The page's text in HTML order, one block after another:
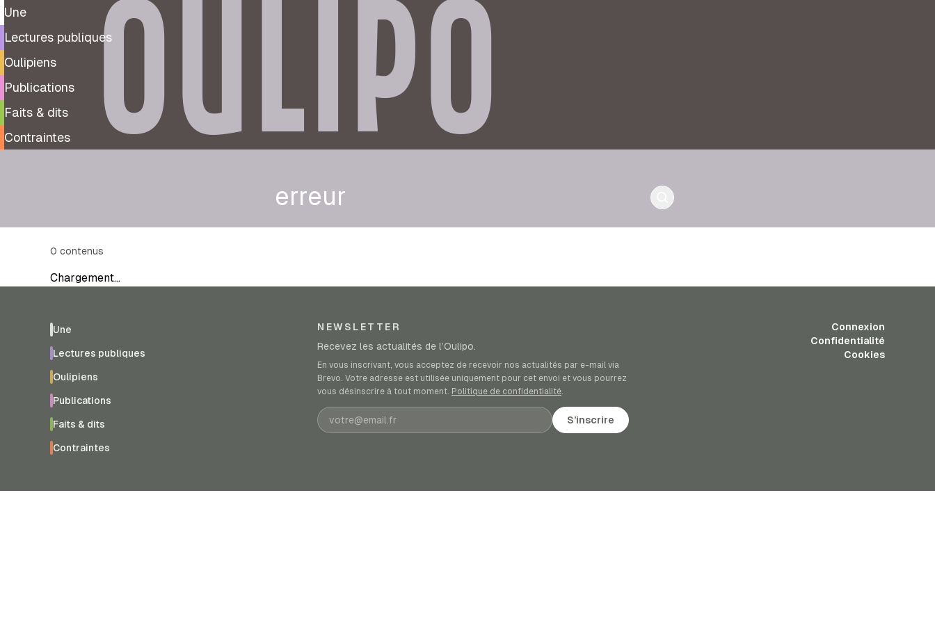
Une
Lectures publiques
Oulipiens
Publications
Faits & dits
Contraintes
OULIPO
erreur
0 contenus
Chargement…
Une
Lectures publiques
Oulipiens
Publications
Faits & dits
Contraintes
NEWSLETTER
Recevez les actualités de l’Oulipo.
En vous inscrivant, vous acceptez de recevoir nos actualités par e-mail via
Brevo. Votre adresse est utilisée uniquement pour cet envoi et vous pourrez
vous désinscrire à tout moment. Politique de confidentialité.
Adresse e-mail S’inscrire
Connexion
Confidentialité
Cookies